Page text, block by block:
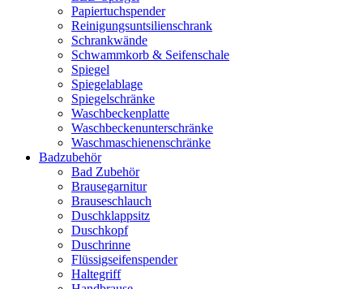
Papiertuchspender
Reinigungsuntsilienschrank
Schrankwände
Schwammkorb & Seifenschale
Spiegel
Spiegelablage
Spiegelschränke
Waschbeckenplatte
Waschbeckenunterschränke
Waschmaschienenschränke
Badzubehör
Bad Zubehör
Brausegarnitur
Brauseschlauch
Duschklappsitz
Duschkopf
Duschrinne
Flüssigseifenspender
Haltegriff